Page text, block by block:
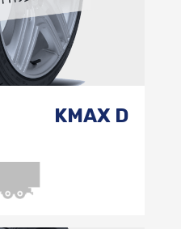
KMAX D